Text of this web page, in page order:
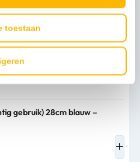
toestaan
gebruik) 28cm blauw –